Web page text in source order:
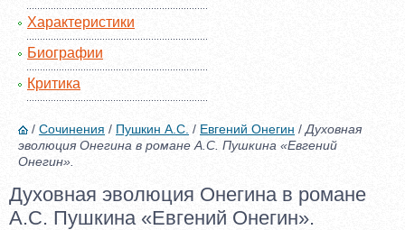
Характеристики
Биографии
Критика
/ Сочинения / Пушкин А.С. / Евгений Онегин / Духовная
эволюция Онегина в романе А.С. Пушкина «Евгений
Онегин».
Духовная эволюция Онегина в романе
А.С. Пушкина «Евгений Онегин».